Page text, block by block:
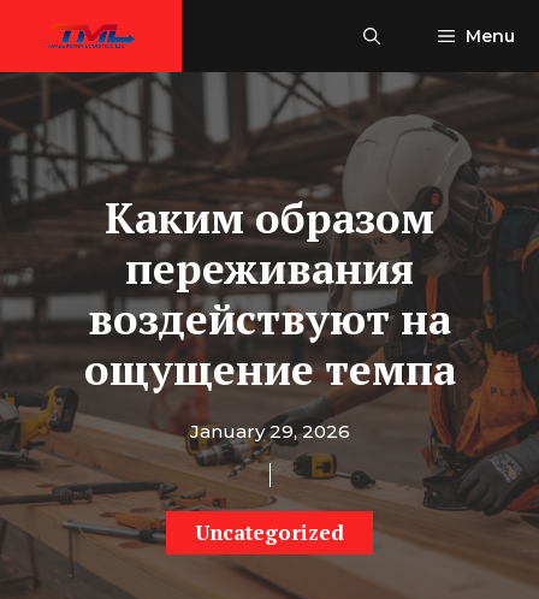
Menu
Каким образом
переживания
воздействуют на
ощущение темпа
January 29, 2026
Uncategorized